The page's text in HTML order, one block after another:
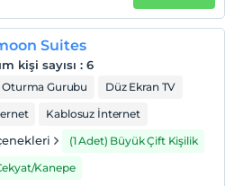
Suites
kişi sayısı : 6
Oturma Gurubu
Düz Ekran TV
Kablosuz İnternet
(1 Adet) Büyük Çift Kişilik
Kanepe